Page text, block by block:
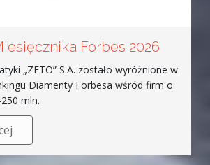
Forbes 2026
„ZETO” S.A. zostało wyróżnione w
Diamenty Forbesa wśród firm o
mln.